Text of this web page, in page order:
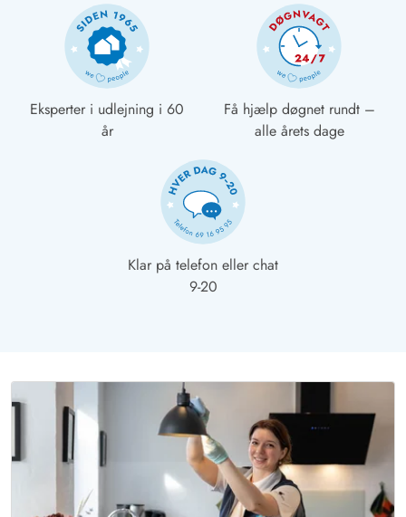
Eksperter i udlejning i 60
år
Få hjælp døgnet rundt –
alle årets dage
Klar på telefon eller chat
9-20